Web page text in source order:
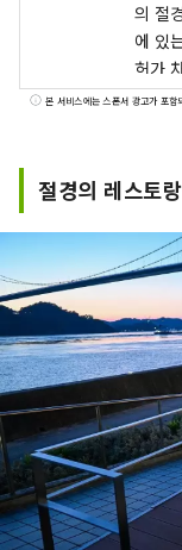
의 절
에 있
허가
이마
이 천
다. 또한 GLAMPROOK에서는 아침 저녁 식사, 밤
BAR,
숙박료에
「마
체험,
본 서비스에는 스폰서 광고가 포함
절경의 레스토